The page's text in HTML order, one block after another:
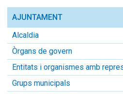
AJUNTAMENT
Alcaldia
Òrgans de govern
Entitats i organismes amb
Grups municipals